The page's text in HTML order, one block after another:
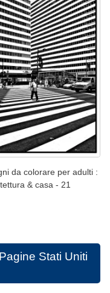
da colorare per adulti :
& casa - 21
Pagine Stati Uniti